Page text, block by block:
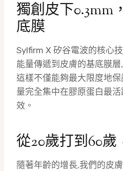
獨創皮下0.3mm
底膜
Sylfirm X 矽谷電波的核心
能量傳遞到皮膚的基底膜
這樣不僅能夠最大限度地
量完全集中在膠原蛋白最
效。
從20歲打到60
隨著年齡的增長,我們的皮